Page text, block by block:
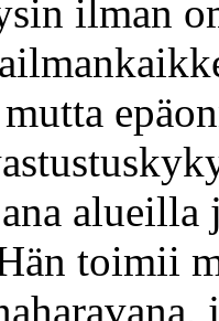
ilman
alueilla
toimii